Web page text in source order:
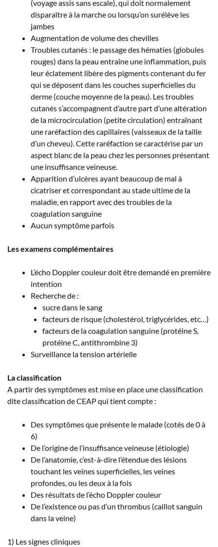
(voyage assis sans escale), qui doit normalement
disparaître à la marche ou lorsqu’on surélève les
jambes
Augmentation de volume des chevilles
Troubles cutanés : le passage des hématies (globules
rouges) dans la peau entraîne une inflammation, puis
leur éclatement libère des pigments contenant du fer
qui se déposent dans les couches superficielles du
derme (couche moyenne de la peau). Les troubles
cutanés s’accompagnent d’autre part d’une altération
de la microcirculation (petite circulation) entraînant
une raréfaction des capillaires (vaisseaux de la taille
d’un cheveu). Cette raréfaction se caractérise par un
aspect blanc de la peau chez les personnes présentant
une insuffisance veineuse.
Apparition d’ulcères ayant beaucoup de mal à
cicatriser et correspondant au stade ultime de la
maladie, en rapport avec des troubles de la
coagulation sanguine
Aucun symptôme parfois
Les examens complémentaires
L’écho Doppler couleur doit être demandé en première
intention
Recherche de :
sucre dans le sang
facteurs de risque (cholestérol, triglycérides, etc…)
facteurs de la coagulation sanguine (protéine S,
protéine C, antithrombine 3)
Surveillance la tension artérielle
La classification
A partir des symptômes est mise en place une classification
dite classification de CEAP qui tient compte :
Des symptômes que présente le malade (cotés de 0 à
6)
De l’origine de l’insuffisance veineuse (étiologie)
De l’anatomie, c’est-à-dire l’étendue des lésions
touchant les veines superficielles, les veines
profondes, ou les deux à la fois
Des résultats de l’écho Doppler couleur
De l’existence ou pas d’un thrombus (caillot sanguin
dans la veine)
1) Les signes cliniques